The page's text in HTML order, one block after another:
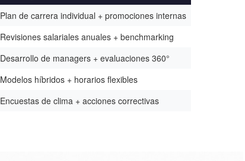
Plan de carrera individual + promociones internas
Revisiones salariales anuales + benchmarking
Desarrollo de managers + evaluaciones 360°
Modelos híbridos + horarios flexibles
Encuestas de clima + acciones correctivas